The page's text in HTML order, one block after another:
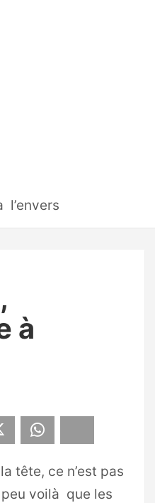
l’envers
à
tête, ce n’est pas
voilà que les